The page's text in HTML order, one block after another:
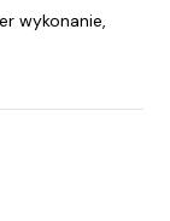
wykonanie,